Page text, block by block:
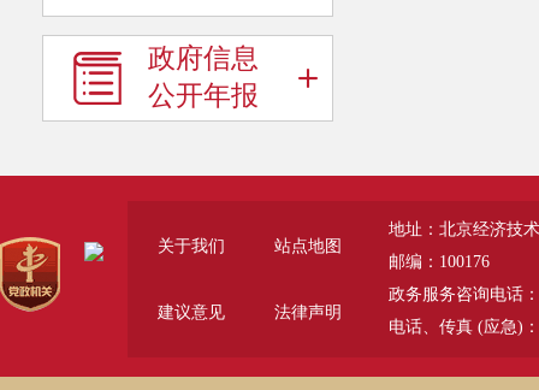
政府信息
公开年报
关于我们 站点地图
建议意见 法律声明
地址：北京经济技
邮编：100176
政务服务咨询电话
电话、传真 (应急)